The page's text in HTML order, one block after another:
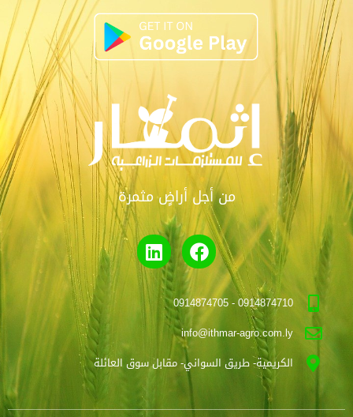
من أجل أراضٍ مثمرة
0914874710 - 0914874705
info@ithmar-agro.com.ly
الكريمية- طريق السواني- مقابل سوق العائلة